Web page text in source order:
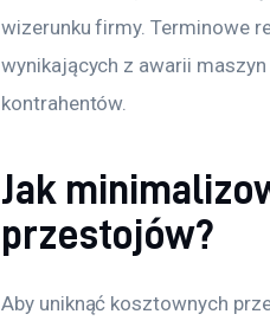
wizerunku firmy. Terminowe
wynikających z awarii
kontrahentów.
Jak
przestojów?
Aby uniknąć kosztownych